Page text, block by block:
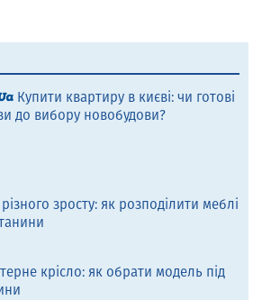
Купити квартиру в києві: чи готові
до вибору новобудови?
зросту: як розподілити меблі
крісло: як обрати модель під